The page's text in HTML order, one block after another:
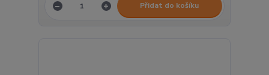
Přidat do košíku